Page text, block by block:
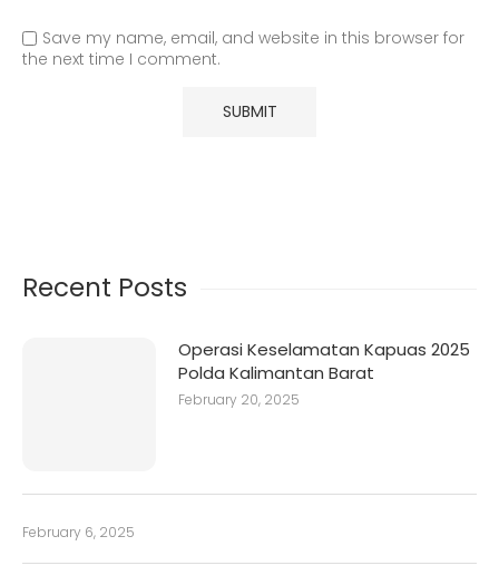
Save my name, email, and website in this browser for
the next time I comment.
Recent Posts
Operasi Keselamatan Kapuas 2025
Polda Kalimantan Barat
February 20, 2025
February 6, 2025